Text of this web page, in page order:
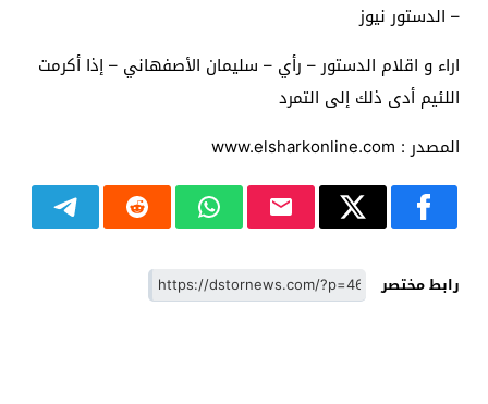
– الدستور نيوز
اراء و اقلام الدستور – رأي – سليمان الأصفهاني – إذا أكرمت
اللئيم أدى ذلك إلى التمرد
المصدر : www.elsharkonline.com
رابط مختصر